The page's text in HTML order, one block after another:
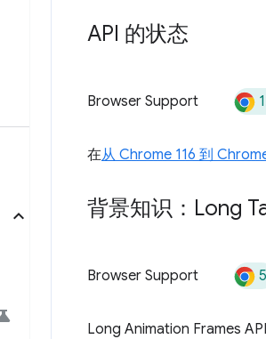
API 的状态
Browser Support
在从 Chrome 116 到
背景知识：Long
Browser Support
Long Animation Frames